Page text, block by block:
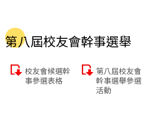
第八屆校友會幹事選舉
校友會候選幹
事參選表格
第八屆校友會
幹事選舉參選
活動